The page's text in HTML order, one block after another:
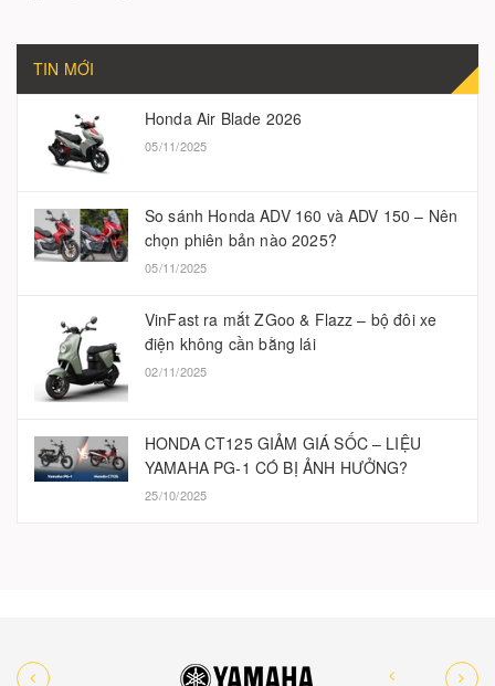
TIN MỚI
Honda Air Blade 2026
05/11/2025
So sánh Honda ADV 160 và ADV 150 – Nên
chọn phiên bản nào 2025?
05/11/2025
VinFast ra mắt ZGoo & Flazz – bộ đôi xe
điện không cần bằng lái
02/11/2025
HONDA CT125 GIẢM GIÁ SỐC – LIỆU
YAMAHA PG-1 CÓ BỊ ẢNH HƯỞNG?
25/10/2025